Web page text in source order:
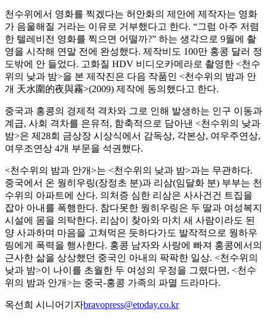
천수위에서 영화를 찍겠다는 허안화의 제안에 제작자는 영화
가 음울해질 거라는 이유로 거부했다고 한다. “그럼 아주 저렴
한 텔레비전 영화를 찍으면 어떨까?” 하는 생각으로 9월에 촬
영을 시작해 연말 전에 완성했다. 제작비도 100만 홍콩 달러 정
도밖에 안 들었다. 고화질 HDV 비디오카메라로 촬영한 <천수
위의 낮과 밤>을 본 제작진은 다음 작품인 <천수위의 밤과 안
개 天水圍的夜與霧>(2009) 제작에 동의했다고 한다.
중국과 홍콩의 경제적 격차와 그로 인해 발생하는 인구 이동과
계급, 사회 격차를 은유적, 함축적으로 담아낸 <천수위의 낮과
밤>은 제28회 금상장 시상식에서 감독상, 각본상, 여우주연상,
여우조연상 4개 부문을 석권했다.
<천수위의 밤과 안개>는 <천수위의 낮과 밤>과는 무관하다.
중국에서 온 웡히우링(장정초 분)과 리삼(임달화 분) 부부는 천
수위의 아파트에 산다. 의처증 심한 리삼은 사사건건 트집을
잡아 아내를 폭행한다. 참다못한 웡히우링은 두 딸과 여성복지
시설에 몸을 의탁한다. 리삼이 찾아와 마치 새 사람이라도 된
양 사과하며 마음을 고쳐먹은 듯하다가도 발작적으로 웡하우
링에게 폭력을 행사한다. 홍콩 남자와 사랑에 빠져 홍콩에서의
근사한 삶을 상상했던 중국인 아내의 팍팍한 일상. <천수위의
낮과 밤>이 나이를 초월한 두 여성의 우정을 그렸다면, <천수
위의 밤과 안개>는 중국-홍콩 가족의 파멸 드라마다.
옥선희 시니어기자bravopress@etoday.co.kr